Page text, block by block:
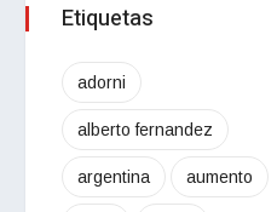
Etiquetas
adorni
alberto fernandez
argentina aumento